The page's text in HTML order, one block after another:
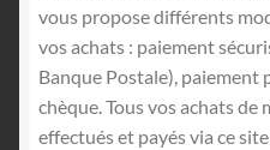
vous propose différents
vos achats : paiement
Banque Postale), paiement
chèque. Tous vos achats
effectués et payés via ce